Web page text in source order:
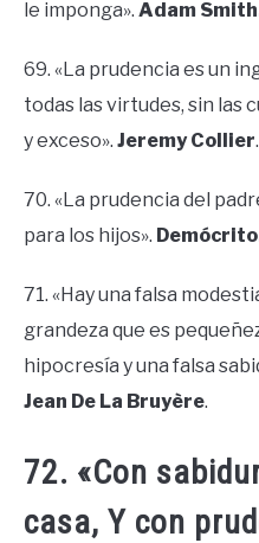
le imponga». Adam
69. «La prudencia es un
todas las virtudes, sin las
y exceso». Jeremy Collier.
70. «La prudencia del
para los hijos».
71. «Hay una falsa
grandeza que es
hipocresía y una falsa
Jean De La Bruyère.
72. «Con
casa, Y con